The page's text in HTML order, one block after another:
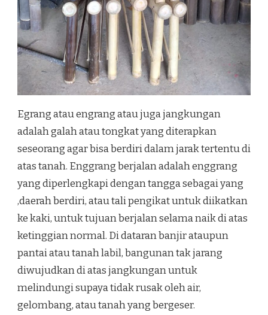
Egrang atau engrang atau juga jangkungan
adalah galah atau tongkat yang diterapkan
seseorang agar bisa berdiri dalam jarak tertentu di
atas tanah. Enggrang berjalan adalah enggrang
yang diperlengkapi dengan tangga sebagai yang
,daerah berdiri, atau tali pengikat untuk diikatkan
ke kaki, untuk tujuan berjalan selama naik di atas
ketinggian normal. Di dataran banjir ataupun
pantai atau tanah labil, bangunan tak jarang
diwujudkan di atas jangkungan untuk
melindungi supaya tidak rusak oleh air,
gelombang, atau tanah yang bergeser.